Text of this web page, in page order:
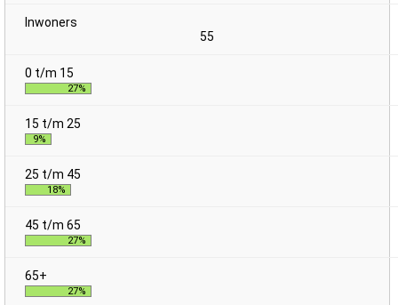
55
27%
9%
18%
27%
27%